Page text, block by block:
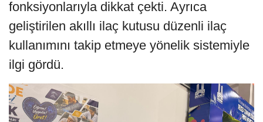
fonksiyonlarıyla dikkat çekti. Ayrıca
geliştirilen akıllı ilaç kutusu düzenli ilaç
kullanımını takip etmeye yönelik sistemiyle
ilgi gördü.